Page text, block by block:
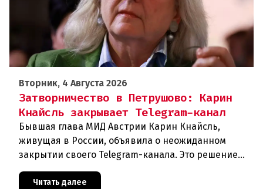
Вторник, 4 Августа 2026
Затворничество в Петрушово: Карин
Кнайсль закрывает Telegram-канал
Бывшая глава МИД Австрии Карин Кнайсль,
живущая в России, объявила о неожиданном
закрытии своего Telegram-канала. Это решение
стало очередным эпизодом в череде
противоречивых заявлений и нарастающего
Читать далее